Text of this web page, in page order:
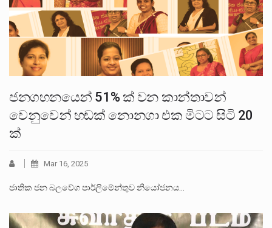
ජනගහනයෙන් 51% ක් වන කාන්තාවන්
වෙනුවෙන් හඬක් නොනගා එක මිටට සිටි 20
ක්
Mar 16, 2025
ජාතික ජන බලවේග පාර්ලිමේන්තුව නියෝජනය…